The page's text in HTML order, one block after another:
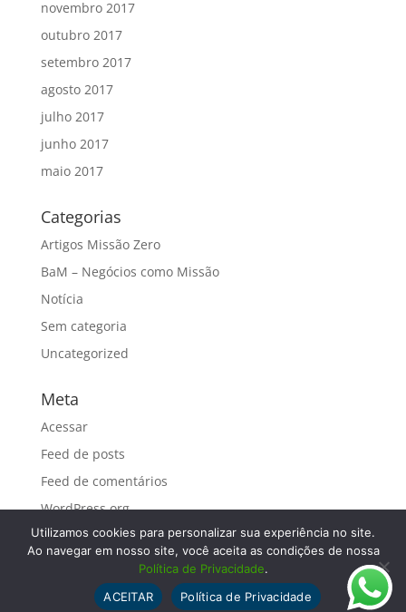
novembro 2017
outubro 2017
setembro 2017
agosto 2017
julho 2017
junho 2017
maio 2017
Categorias
Artigos Missão Zero
BaM – Negócios como Missão
Notícia
Sem categoria
Uncategorized
Meta
Acessar
Feed de posts
Feed de comentários
WordPress.org
© 2019 Missão Zero - Todos os direitos reservados.
Utilizamos cookies para personalizar sua experiência no site.
Ao navegar em nosso site, você aceita as condições de nossa
Política de Privacidade.
ACEITAR
Política de Privacidade